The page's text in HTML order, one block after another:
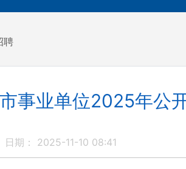
聘
事业单位2025年公
日期： 2025-11-10 08:41